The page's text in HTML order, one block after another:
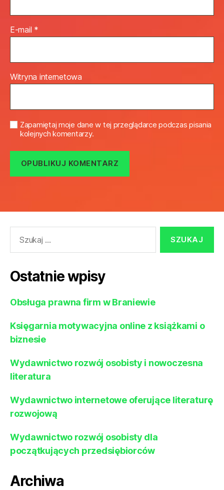
E-mail *
Witryna internetowa
Zapamiętaj moje dane w tej przeglądarce podczas pisania
kolejnych komentarzy.
Ostatnie wpisy
Obsługa prawna firm w Braniewie
Księgarnia motywacyjna online z książkami o
biznesie
Wydawnictwo rozwój osobisty i nowoczesna
literatura
Wydawnictwo internetowe oferujące literaturę
rozwojową
Wydawnictwo rozwój osobisty dla
początkujących przedsiębiorców
Archiwa